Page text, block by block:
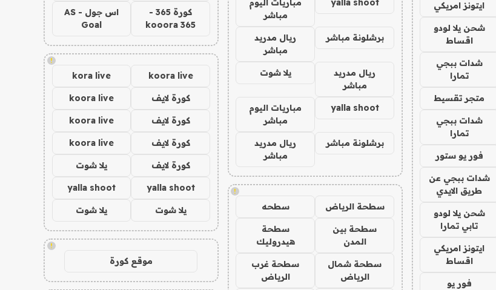
ايتونز امريكي
شحن يلا لودو
اقساط
شدات ببجي
تمارا
متجر تقسيط
شدات ببجي
تمارا
فور يو ستور
شدات ببجي عن
طريق الايدي
شحن يلا لودو
تابي تمارا
ايتونز امريكي
اقساط
فور يو
yalla shoot
مباريات اليوم
مباشر
برشلونة مباشر
ريال مدريد
مباشر
ريال مدريد
مباشر
يلا شوت
yalla shoot
مباريات اليوم
مباشر
برشلونة مباشر
ريال مدريد
مباشر
!
سطحة الرياض سطحه
سطحة بين
المدن
سطحة
هيدروليك
سطحة شمال
الرياض
سطحة غرب
الرياض
كورة 365 -
kooora 365
اس جول - AS
Goal
!
koora live
kora live
كورة لايف koora live
كورة لايف koora live
كورة لايف koora live
كورة لايف يلا شوت
yalla shoot
yalla shoot
يلا شوت يلا شوت
!
موقع كورة